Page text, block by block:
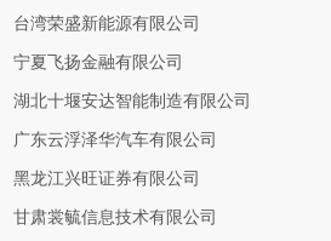
台湾荣盛新能源有限公司
宁夏飞扬金融有限公司
湖北十堰安达智能制造有限公司
广东云浮泽华汽车有限公司
黑龙江兴旺证券有限公司
甘肃裳毓信息技术有限公司